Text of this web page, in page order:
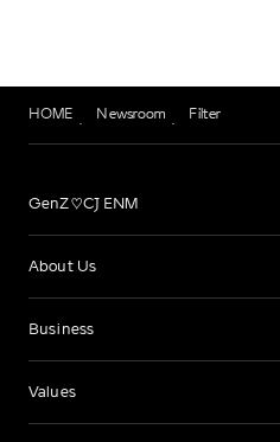
HOME Newsroom Filter
GenZ♡CJ ENM
About Us
Business
Values